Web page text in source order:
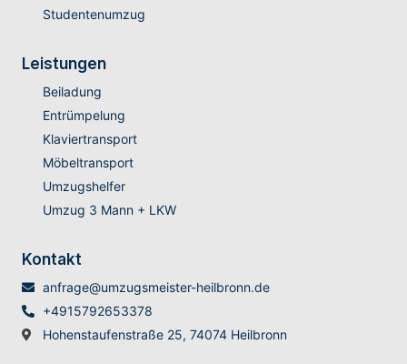
Studentenumzug
Leistungen
Beiladung
Entrümpelung
Klaviertransport
Möbeltransport
Umzugshelfer
Umzug 3 Mann + LKW
Kontakt
anfrage@umzugsmeister-heilbronn.de
+4915792653378
Hohenstaufenstraße 25, 74074 Heilbronn